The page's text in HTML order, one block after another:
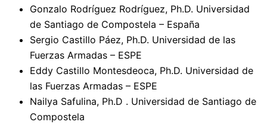
Gonzalo Rodríguez Rodríguez, Ph.D. Universidad
de Santiago de Compostela – España
Sergio Castillo Páez, Ph.D. Universidad de las
Fuerzas Armadas – ESPE
Eddy Castillo Montesdeoca, Ph.D. Universidad de
las Fuerzas Armadas – ESPE
Nailya Safulina, Ph.D . Universidad de Santiago de
Compostela